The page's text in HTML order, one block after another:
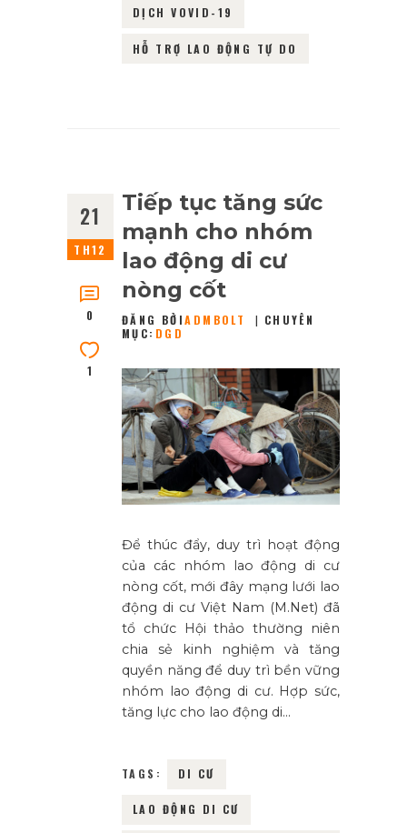
DỊCH VOVID-19
HỖ TRỢ LAO ĐỘNG TỰ DO
21
TH12
0
1
Tiếp tục tăng sức
mạnh cho nhóm
lao động di cư
nòng cốt
ĐĂNG BỞIADMBOLT
CHUYÊN
MỤC: DGD
Để thúc đẩy, duy trì hoạt động
của các nhóm lao động di cư
nòng cốt, mới đây mạng lưới lao
động di cư Việt Nam (M.Net) đã
tổ chức Hội thảo thường niên
chia sẻ kinh nghiệm và tăng
quyền năng để duy trì bền vững
nhóm lao động di cư. Hợp sức,
tăng lực cho lao động di…
TAGS: DI CƯ
LAO ĐỘNG DI CƯ